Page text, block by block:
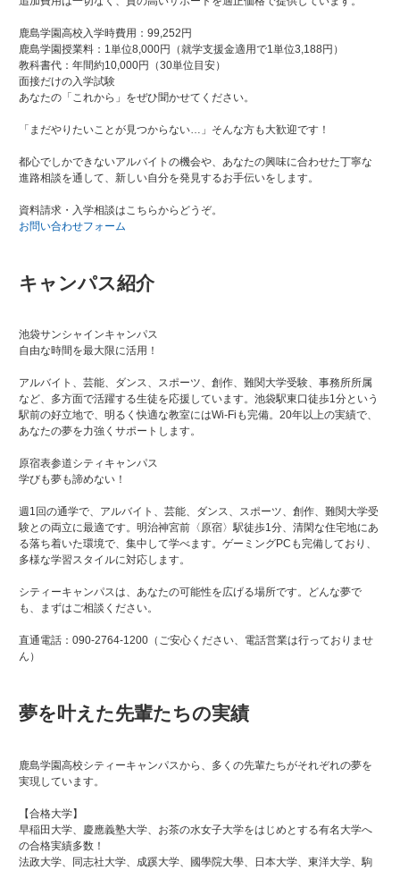
鹿島学園高校入学時費用：99,252円
鹿島学園授業料：1単位8,000円（就学支援金適用で1単位3,188円）
教科書代：年間約10,000円（30単位目安）
面接だけの入学試験
あなたの「これから」をぜひ聞かせてください。
「まだやりたいことが見つからない…」そんな方も大歓迎です！
都心でしかできないアルバイトの機会や、あなたの興味に合わせた丁寧な
進路相談を通して、新しい自分を発見するお手伝いをします。
資料請求・入学相談はこちらからどうぞ。
お問い合わせフォーム
キャンパス紹介
池袋サンシャインキャンパス
自由な時間を最大限に活用！
アルバイト、芸能、ダンス、スポーツ、創作、難関大学受験、事務所所属
など、多方面で活躍する生徒を応援しています。池袋駅東口徒歩1分という
駅前の好立地で、明るく快適な教室にはWi-Fiも完備。20年以上の実績で、
あなたの夢を力強くサポートします。
原宿表参道シティキャンパス
学びも夢も諦めない！
週1回の通学で、アルバイト、芸能、ダンス、スポーツ、創作、難関大学受
験との両立に最適です。明治神宮前〈原宿〉駅徒歩1分、清閑な住宅地にあ
る落ち着いた環境で、集中して学べます。ゲーミングPCも完備しており、
多様な学習スタイルに対応します。
シティーキャンパスは、あなたの可能性を広げる場所です。どんな夢で
も、まずはご相談ください。
直通電話：090-2764-1200（ご安心ください、電話営業は行っておりませ
ん）
夢を叶えた先輩たちの実績
鹿島学園高校シティーキャンパスから、多くの先輩たちがそれぞれの夢を
実現しています。
【合格大学】
早稲田大学、慶應義塾大学、お茶の水女子大学をはじめとする有名大学へ
の合格実績多数！
法政大学、同志社大学、成蹊大学、國學院大學、日本大学、東洋大学、駒